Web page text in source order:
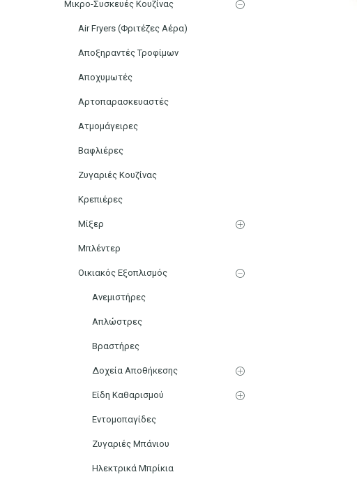
Μικρο-Συσκευές Κουζίνας
Air Fryers (Φριτέζες Αέρα)
Αποξηραντές Τροφίμων
Αποχυμωτές
Αρτοπαρασκευαστές
Ατμομάγειρες
Βαφλιέρες
Ζυγαριές Κουζίνας
Κρεπιέρες
Μίξερ
Μπλέντερ
Οικιακός Εξοπλισμός
Ανεμιστήρες
Απλώστρες
Βραστήρες
Δοχεία Αποθήκεσης
Είδη Καθαρισμού
Εντομοπαγίδες
Ζυγαριές Μπάνιου
Ηλεκτρικά Μπρίκια